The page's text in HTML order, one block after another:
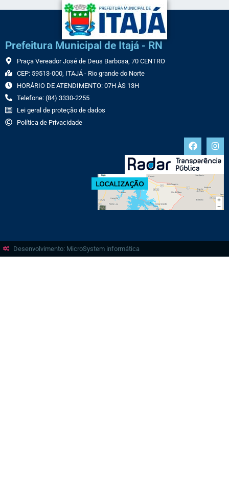
Prefeitura Municipal de Itajá - RN
Praça Vereador José de Deus Barbosa, 70 CENTRO
CEP: 59513-000, ITAJÁ - Rio grande do Norte
HORÁRIO DE ATENDIMENTO: 07H ÀS 13H
Telefone: (84) 3330-2255
Lei geral de proteção de dados
Política de Privacidade
Desenvolvimento: MicroSystem informática